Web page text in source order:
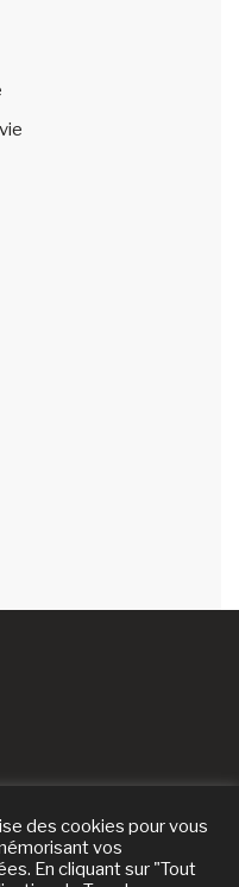
des cookies pour vous
vos
En cliquant sur "Tout